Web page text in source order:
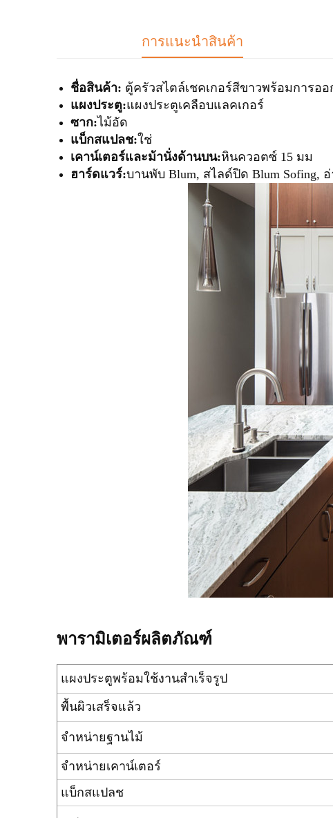
การแนะนำสินค้า
ชื่อสินค้า: ตู้ครัวสไตล์เชคเกอร์สีขาวพร้อมการอ
แผงประตู:แผงประตูเคลือบแลคเกอร์
ซาก:ไม้อัด
แบ็กสแปลช:ใช่
เคาน์เตอร์และม้านั่งด้านบน:หินควอตซ์ 15 มม
ฮาร์ดแวร์:บานพับ Blum, สไลด์ปิด Blum Sofing,
พารามิเตอร์ผลิตภัณฑ์
แผงประตูพร้อมใช้งานสำเร็จรูป
พื้นผิวเสร็จแล้ว
จำหน่ายฐานไม้
จำหน่ายเคาน์เตอร์
แบ็กสแปลช